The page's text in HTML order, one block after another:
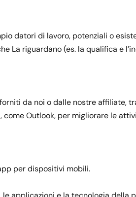
datori di lavoro, potenziali o
La riguardano (es. la qualifica e
da noi o dalle nostre affiliate,
Outlook, per migliorare le
per dispositivi mobili.